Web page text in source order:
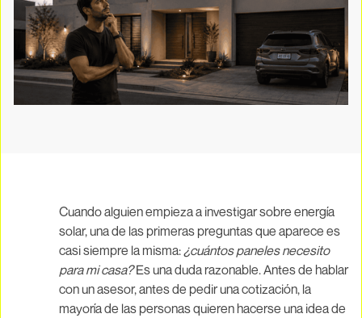
Cuando alguien empieza a investigar sobre energía
solar, una de las primeras preguntas que aparece es
casi siempre la misma: ¿cuántos paneles necesito
para mi casa?Es una duda razonable. Antes de hablar
con un asesor, antes de pedir una cotización, la
mayoría de las personas quieren hacerse una idea de